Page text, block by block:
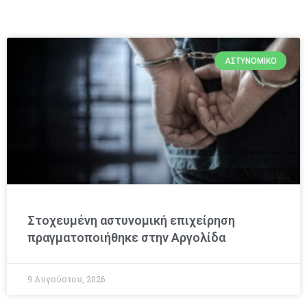
ΑΣΤΥΝΟΜΙΚΌ
Στοχευμένη αστυνομική επιχείρηση
πραγματοποιήθηκε στην Αργολίδα
9 Αυγούστου, 2026